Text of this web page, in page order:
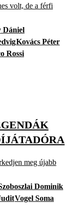
volt, de a férfi
Dániel
Kovács Péter
Rossi
meg újabb
Dominik
Vogel Soma